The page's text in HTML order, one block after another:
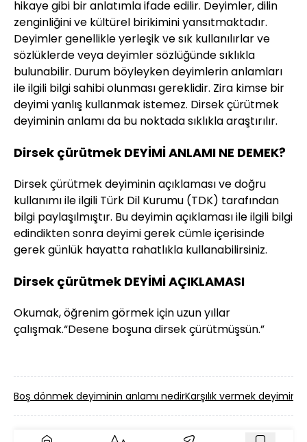
hikaye gibi bir anlatımla ifade edilir. Deyimler, dilin
zenginliğini ve kültürel birikimini yansıtmaktadır.
Deyimler genellikle yerleşik ve sık kullanılırlar ve
sözlüklerde veya deyimler sözlüğünde sıklıkla
bulunabilir. Durum böyleyken deyimlerin anlamları
ile ilgili bilgi sahibi olunması gereklidir. Zira kimse bir
deyimi yanlış kullanmak istemez. Dirsek çürütmek
deyiminin anlamı da bu noktada sıklıkla araştırılır.
Dirsek çürütmek DEYİMİ ANLAMI NE DEMEK?
Dirsek çürütmek deyiminin açıklaması ve doğru
kullanımı ile ilgili Türk Dil Kurumu (TDK) tarafından
bilgi paylaşılmıştır. Bu deyimin açıklaması ile ilgili bilgi
edindikten sonra deyimi gerek cümle içerisinde
gerek günlük hayatta rahatlıkla kullanabilirsiniz.
Dirsek çürütmek DEYİMİ AÇIKLAMASI
Okumak, öğrenim görmek için uzun yıllar
çalışmak.“Desene boşuna dirsek çürütmüşsün.”
Boş dönmek deyiminin anlamı nedirKarşılık vermek